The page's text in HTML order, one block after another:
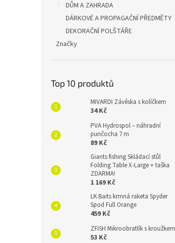
DŮM A ZAHRADA
DÁRKOVÉ A PROPAGAČNÍ PŘEDMĚTY
DEKORAČNÍ POLŠTÁŘE
Značky
Top 10 produktů
MIVARDI Závěska s kolíčkem
34 Kč
PVA Hydrospol – náhradní
punčocha 7 m
89 Kč
Giants fishing Skládací stůl
Folding Table X-Large + taška
ZDARMA!
1 169 Kč
LK Baits krmná raketa Spyder
Spod Full Orange
459 Kč
ZFISH Mikroobratlík s kroužkem
53 Kč